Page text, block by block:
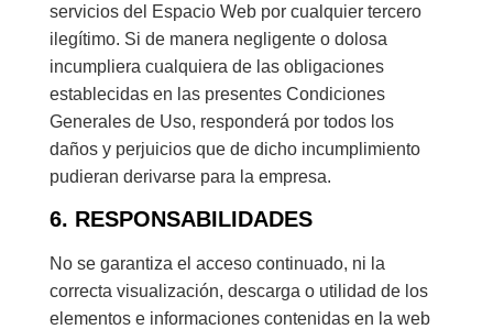
servicios del Espacio Web por cualquier tercero
ilegítimo. Si de manera negligente o dolosa
incumpliera cualquiera de las obligaciones
establecidas en las presentes Condiciones
Generales de Uso, responderá por todos los
daños y perjuicios que de dicho incumplimiento
pudieran derivarse para la empresa.
6. RESPONSABILIDADES
No se garantiza el acceso continuado, ni la
correcta visualización, descarga o utilidad de los
elementos e informaciones contenidas en la web